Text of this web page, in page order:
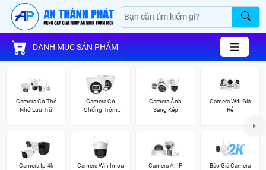
DANH MỤC SẢN PHẨM
Camera Có Thẻ
Nhớ Lưu Trữ
Camera Có
Chống Trộm
Camera Ánh
Sáng Kép
Camera Wifi Giá
Rẻ
Camera Ip 4k
Camera Wifi Imou
Camera AI IP
Báo Giá Camera